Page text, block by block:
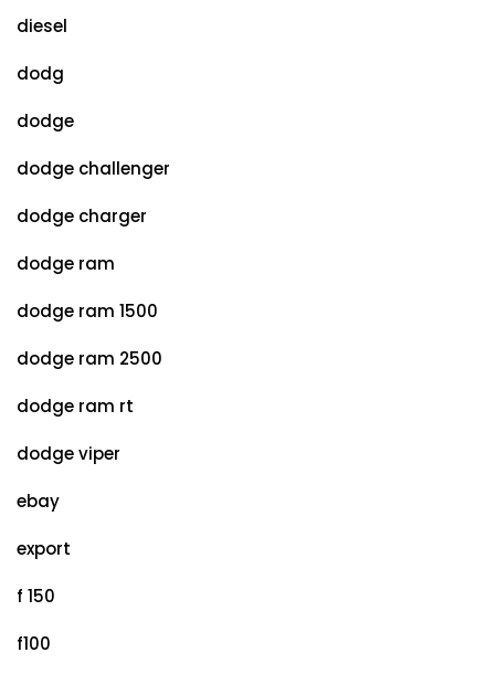
diesel
dodg
dodge
dodge challenger
dodge charger
dodge ram
dodge ram 1500
dodge ram 2500
dodge ram rt
dodge viper
ebay
export
f 150
f100